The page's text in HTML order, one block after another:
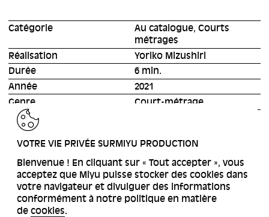
Catégorie
Au catalogue, Courts
métrages
Réalisation
Yoriko Mizushiri
Durée
6 min.
Année
2021
Genre
Court-métrage
RETOUR
VOTRE VIE PRIVÉE SURMIYU PRODUCTION
Bienvenue ! En cliquant sur « Tout accepter », vous
acceptez que Miyu puisse stocker des cookies dans
votre navigateur et divulguer des informations
conformément à notre politique en matière
de cookies.